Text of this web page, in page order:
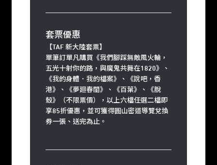
套票優惠
【TAF 新大陸套票】
單筆訂單凡購買《我們腳踩無敵風火輪，
五光十射你的路，與魔鬼共舞在1820》、
《我的身體．我的檔案》、《說吧，香
港》、《夢廻春閨》、《百葉》、《脫
殼》（不限票價），以上六檔任選二檔即
享85折優惠，並可獲得圓山密道導覽兌換
券一張、送完為止。